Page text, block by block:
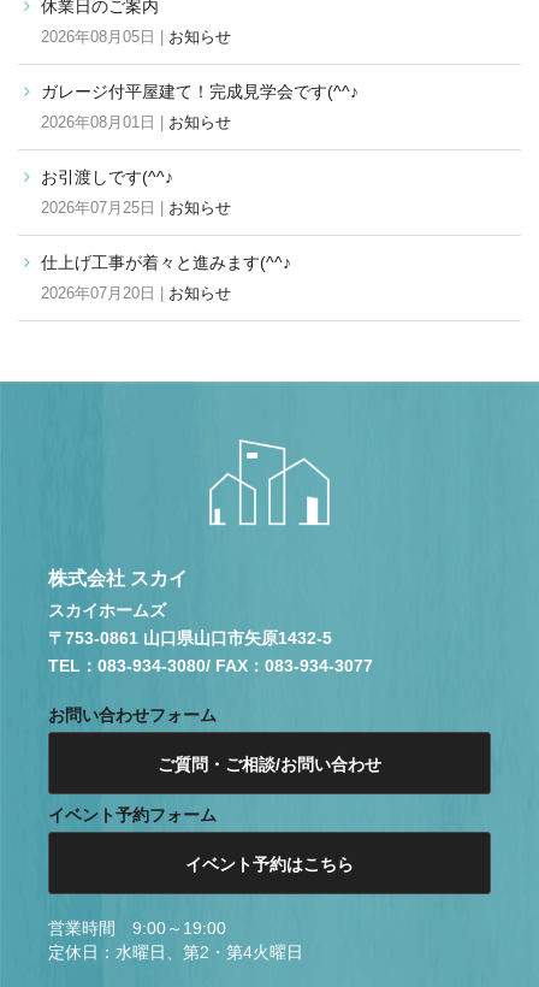
休業日のご案内
2026年08月05日 | お知らせ
ガレージ付平屋建て！完成見学会です(^^♪
2026年08月01日 | お知らせ
お引渡しです(^^♪
2026年07月25日 | お知らせ
仕上げ工事が着々と進みます(^^♪
2026年07月20日 | お知らせ
株式会社 スカイ
スカイホームズ
〒753-0861 山口県山口市矢原1432-5
TEL：083-934-3080/ FAX：083-934-3077
お問い合わせフォーム
ご質問・ご相談/お問い合わせ
イベント予約フォーム
イベント予約はこちら
営業時間 9:00～19:00
定休日：水曜日、第2・第4火曜日